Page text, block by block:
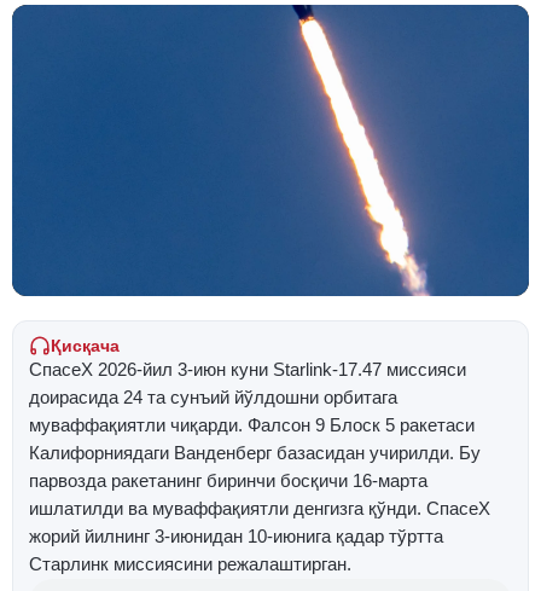
Қисқача
СпаcеХ 2026-йил 3-июн куни Starlink-17.47 миссияси
доирасида 24 та сунъий йўлдошни орбитага
муваффақиятли чиқарди. Фалcон 9 Блоcк 5 ракетаси
Калифорниядаги Ванденберг базасидан учирилди. Бу
парвозда ракетанинг биринчи босқичи 16-марта
ишлатилди ва муваффақиятли денгизга қўнди. СпаcеХ
жорий йилнинг 3-июнидан 10-июнига қадар тўртта
Старлинк миссиясини режалаштирган.